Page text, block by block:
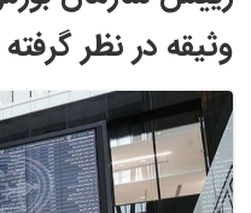
وثیقه در نظر